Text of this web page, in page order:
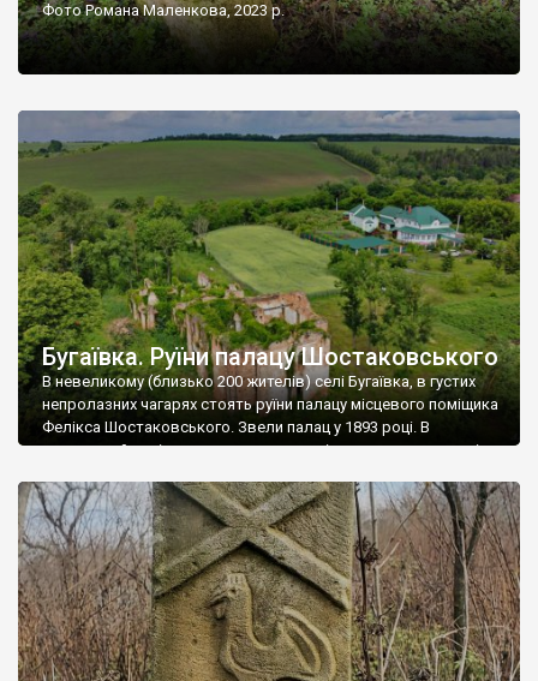
Фото Романа Маленкова, 2023 р.
Бугаївка. Руїни палацу Шостаковського
В невеликому (близько 200 жителів) селі Бугаївка, в густих
непролазних чагарях стоять руїни палацу місцевого поміщика
Фелікса Шостаковського. Звели палац у 1893 році. В
радянський період у ньому спочатку містилася школа, потім
століття тут розмістили туберкульозну лікарню. Коли із
палацу виїхала лікарня – ми точно не […]